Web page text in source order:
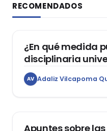
RECOMENDADOS
DERECHO
¿En qué medida
disciplinaria
libertad de
estudiantes?
AV Adaliz Vilcapoma
Apuntes sobre